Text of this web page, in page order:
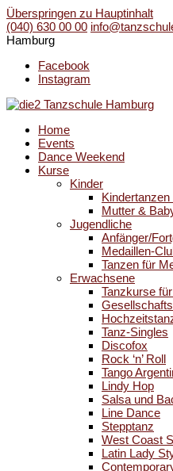
Überspringen zu Hauptinhalt
(040) 630 00 00
Hamburg
Facebook
Instagram
Home
Events
Dance Weekend
Kurse
Kinder
Mutter &
Jugendliche
Anfänger/
Medaillen-
Tanzen für
Erwachsene
Tanzkurse
Tanz-Singles
Discofox
Rock ‘n’ Roll
Tango
Lindy Hop
Salsa und
Line Dance
Stepptanz
West Coast
Latin Lady